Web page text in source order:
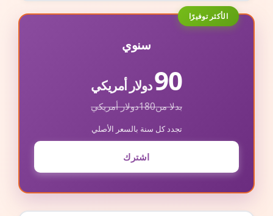
الأكثر توفيرًا
سنوي
90دولار أمريكي
بدلا من180دولار أمريكي
تجدد كل سنة بالسعر الأصلي
اشترك